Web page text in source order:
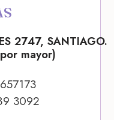
2747, SANTIAGO.
mayor)
3092